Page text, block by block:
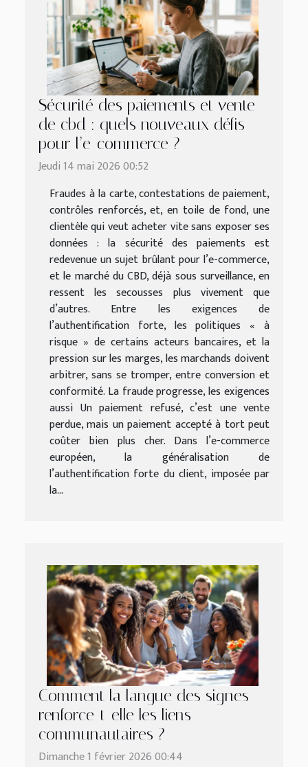
Sécurité des paiements et vente
de cbd : quels nouveaux défis
pour l’e-commerce ?
Jeudi 14 mai 2026 00:52
Fraudes à la carte, contestations de paiement,
contrôles renforcés, et, en toile de fond, une
clientèle qui veut acheter vite sans exposer ses
données : la sécurité des paiements est
redevenue un sujet brûlant pour l’e-commerce,
et le marché du CBD, déjà sous surveillance, en
ressent les secousses plus vivement que
d’autres. Entre les exigences de
l’authentification forte, les politiques « à
risque » de certains acteurs bancaires, et la
pression sur les marges, les marchands doivent
arbitrer, sans se tromper, entre conversion et
conformité. La fraude progresse, les exigences
aussi Un paiement refusé, c’est une vente
perdue, mais un paiement accepté à tort peut
coûter bien plus cher. Dans l’e-commerce
européen, la généralisation de
l’authentification forte du client, imposée par
la...
Comment la langue des signes
renforce-t-elle les liens
communautaires ?
Dimanche 1 février 2026 00:44